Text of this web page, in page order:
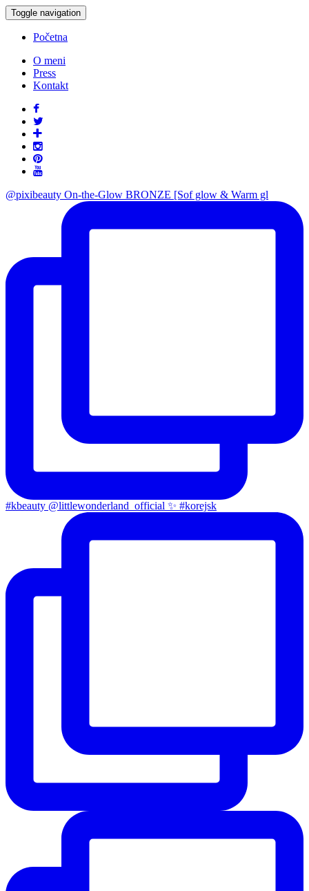
Toggle navigation
Početna
O meni
Press
Kontakt
@pixibeauty On-the-Glow BRONZE [Sof glow & Warm gl
#kbeauty @littlewonderland_official ✨ #korejsk